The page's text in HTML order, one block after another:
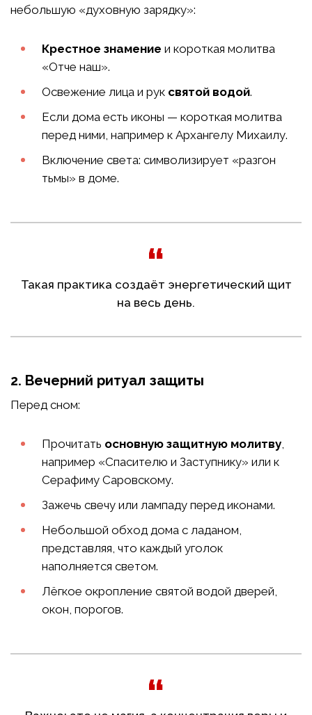
небольшую «духовную зарядку»:
Крестное знамение и короткая молитва
«Отче наш».
Освежение лица и рук святой водой.
Если дома есть иконы — короткая молитва
перед ними, например к Архангелу Михаилу.
Включение света: символизирует «разгон
тьмы» в доме.
Такая практика создаёт энергетический щит
на весь день.
2. Вечерний ритуал защиты
Перед сном:
Прочитать основную защитную молитву,
например «Спасителю и Заступнику» или к
Серафиму Саровскому.
Зажечь свечу или лампаду перед иконами.
Небольшой обход дома с ладаном,
представляя, что каждый уголок
наполняется светом.
Лёгкое окропление святой водой дверей,
окон, порогов.